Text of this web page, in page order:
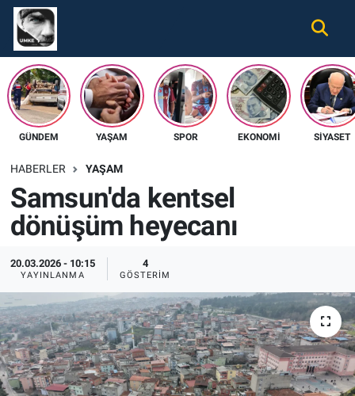
GÜNDEM YAŞAM SPOR EKONOMI SIYASET
HABERLER YAŞAM
Samsun'da kentsel
dönüşüm heyecanı
20.03.2026 - 10:15
YAYINLANMA
4
GÖSTERIM
Gündem
Ekonomi
Spor
Tüm Haberler
İletişim
Künye
Nöbetçi Eczaneler
Hava Durumu
Namaz Vakitleri
Süper Lig Puan Durumu ve Fikstür
Tüm Manşetler
Son Dakika Haberleri
Haber Arşivi